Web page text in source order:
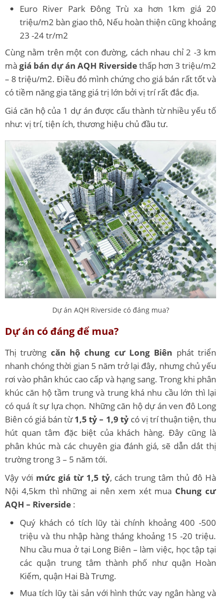
Euro River Park Đông Trù xa hơn 1km giá 20
triệu/m2 bàn giao thô, Nếu hoàn thiện cũng khoảng
23 -24 tr/m2
Cùng nằm trên một con đường, cách nhau chỉ 2 -3 km
mà giá bán dự án AQH Riversidethấp hơn 3 triệu/m2
– 8 triệu/m2. Điều đó mình chứng cho giá bán rất tốt và
có tiềm năng gia tăng giá trị lớn bởi vị trí rất đắc địa.
Giá căn hộ của 1 dự án được cấu thành từ nhiều yếu tố
như: vị trí, tiện ích, thương hiệu chủ đầu tư.
Dự án AQH Riverside có đáng mua?
Dự án có đáng để mua?
Thị trường căn hộ chung cư Long Biên phát triển
nhanh chóng thời gian 5 năm trở lại đây, nhưng chủ yếu
rơi vào phân khúc cao cấp và hạng sang. Trong khi phân
khúc căn hộ tầm trung và trung khá nhu cầu lớn thì lại
có quá ít sự lựa chọn. Những căn hộ dự án ven đô Long
Biên có giá bán từ1,5 tỷ – 1,9 tỷcó vị trí thuận tiện, thu
hút quan tâm đặc biệt của khách hàng. Đây cũng là
phân khúc mà các chuyên gia đánh giá, sẽ dẫn dắt thị
trường trong 3 – 5 năm tới.
Vậy với mức giá từ 1,5 tỷ, cách trung tâm thủ đô Hà
Nội 4,5km thì những ai nên xem xét mua Chung cư
AQH – Riverside :
Quý khách có tích lũy tài chính khoảng 400 -500
triệu và thu nhập hàng tháng khoảng 15 -20 triệu.
Nhu cầu mua ở tại Long Biên – làm việc, học tập tại
các quận trung tâm thành phố như quận Hoàn
Kiếm, quận Hai Bà Trưng.
Mua tích lũy tài sản với hình thức vay ngân hàng và